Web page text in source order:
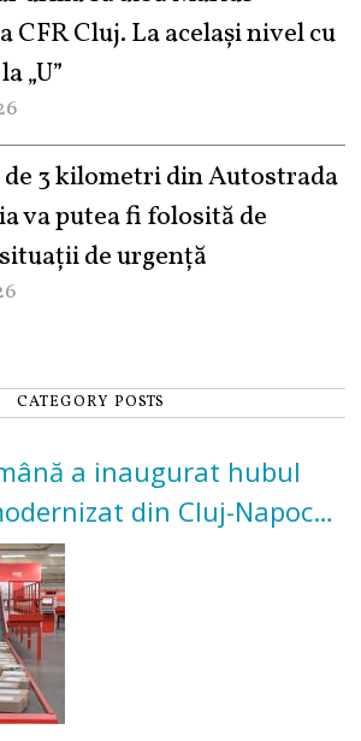
CFR Cluj. La același nivel cu
„U”
3 kilometri din Autostrada
va putea fi folosită de
de urgență
CATEGORY POSTS
a inaugurat hubul
din Cluj-Napoca.
3 milioane de euro